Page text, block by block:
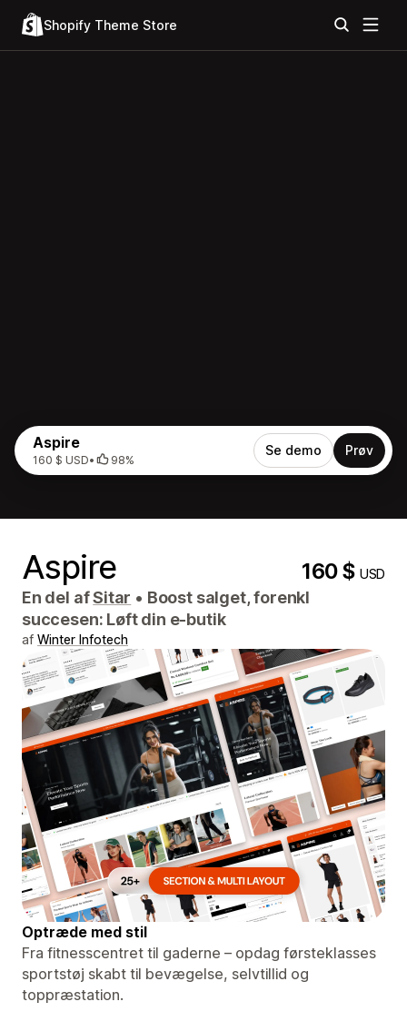
Shopify Theme Store
Aspire
160 $ USD• 98%
Se demo Prøv
Aspire 160 $USD
En del afSitar • Boost salget, forenkl
succesen: Løft din e-butik
af Winter Infotech
Optræde med stil
Fra fitnesscentret til gaderne – opdag førsteklasses
sportstøj skabt til bevægelse, selvtillid og
toppræstation.